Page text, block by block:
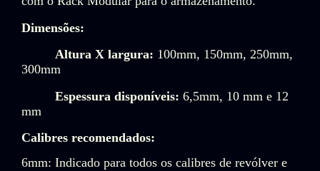
Dimensões:
Altura X largura: 100mm, 150mm, 250mm,
300mm
Espessura disponíveis:6,5mm, 10 mm e 12
mm
Calibres recomendados:
6mm: Indicado para todos os calibres de revólver e